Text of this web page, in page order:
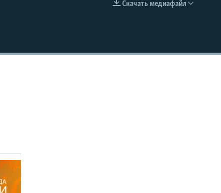
EMBED
Скачать медиафайл